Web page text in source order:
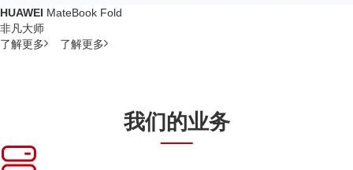
HUAWEI MateBook Fold
非凡大师
了解更多
了解更多
我们的业务